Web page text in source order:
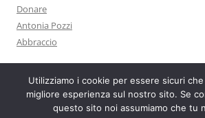
Donare
Antonia Pozzi
Abbraccio
Utilizziamo i cookie per essere sicuri
migliore esperienza sul nostro sito. Se
questo sito noi assumiamo che tu